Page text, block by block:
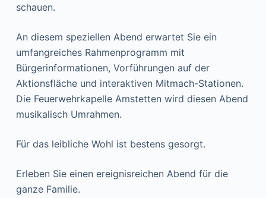
schauen.
An diesem speziellen Abend erwartet Sie ein
umfangreiches Rahmenprogramm mit
Bürgerinformationen, Vorführungen auf der
Aktionsfläche und interaktiven Mitmach-Stationen.
Die Feuerwehrkapelle Amstetten wird diesen Abend
musikalisch Umrahmen.
Für das leibliche Wohl ist bestens gesorgt.
Erleben Sie einen ereignisreichen Abend für die
ganze Familie.